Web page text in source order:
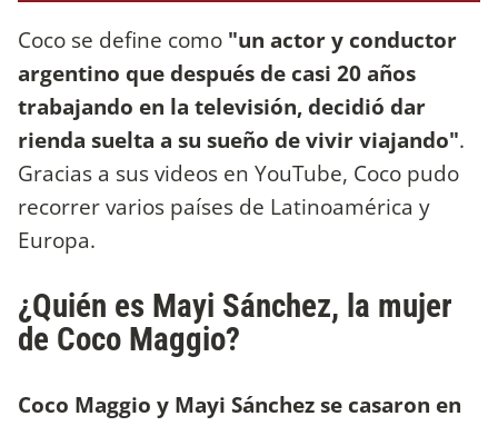
Coco se define como "un actor y conductor
argentino que después de casi 20 años
trabajando en la televisión, decidió dar
rienda suelta a su sueño de vivir viajando".
Gracias a sus videos en YouTube, Coco pudo
recorrer varios países de Latinoamérica y
Europa.
¿Quién es Mayi Sánchez, la mujer
de Coco Maggio?
Coco Maggio y Mayi Sánchez se casaron en